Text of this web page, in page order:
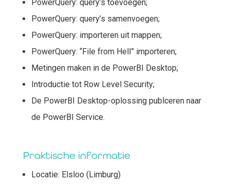
PowerQuery: query’s toevoegen;
PowerQuery: query’s samenvoegen;
PowerQuery: importeren uit mappen;
PowerQuery: “File from Hell” importeren;
Metingen maken in de PowerBI Desktop;
Introductie tot Row Level Security;
De PowerBI Desktop-oplossing publceren naar
de PowerBI Service.
Praktische informatie
Locatie: Elsloo (Limburg)